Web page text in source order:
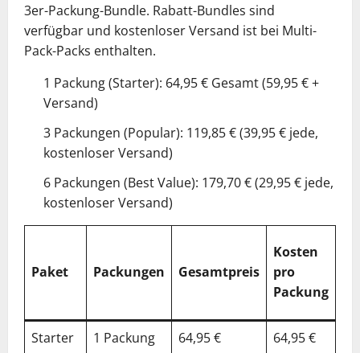
3er-Packung-Bundle. Rabatt-Bundles sind
verfügbar und kostenloser Versand ist bei Multi-
Pack-Packs enthalten.
1 Packung (Starter): 64,95 € Gesamt (59,95 € +
Versand)
3 Packungen (Popular): 119,85 € (39,95 € jede,
kostenloser Versand)
6 Packungen (Best Value): 179,70 € (29,95 € jede,
kostenloser Versand)
Paket Packungen Gesamtpreis
Kosten
pro
Packung
Starter
1 Packung 64,95 € 64,95 €